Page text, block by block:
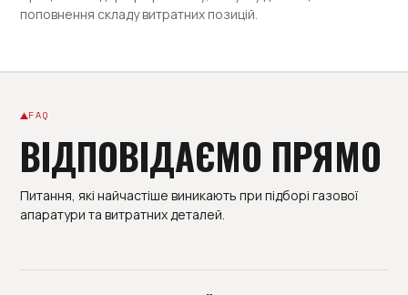
поповнення складу витратних позицій.
FAQ
ВІДПОВІДАЄМО ПРЯМО
Питання, які найчастіше виникають при підборі газової
апаратури та витратних деталей.